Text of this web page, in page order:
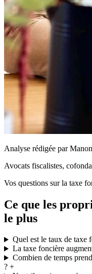
Analyse rédigée par
Avocats fiscalistes,
Vos questions sur la taxe
Ce que les
le plus
Quel est le taux de taxe
La taxe foncière
Combien de temps
? +